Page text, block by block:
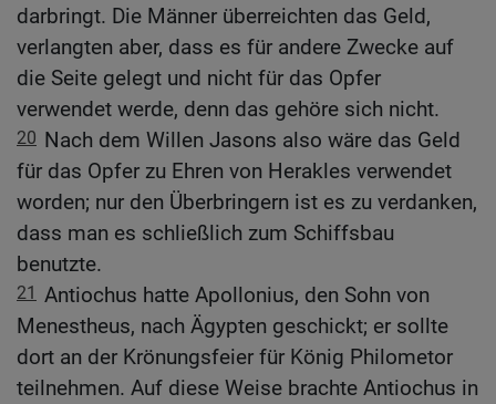
darbringt. Die Männer überreichten das Geld,
verlangten aber, dass es für andere Zwecke auf
die Seite gelegt und nicht für das Opfer
verwendet werde, denn das gehöre sich nicht.
20 Nach dem Willen Jasons also wäre das Geld
für das Opfer zu Ehren von Herakles verwendet
worden; nur den Überbringern ist es zu verdanken,
dass man es schließlich zum Schiffsbau
benutzte.
21 Antiochus hatte Apollonius, den Sohn von
Menestheus, nach Ägypten geschickt; er sollte
dort an der Krönungsfeier für König Philometor
teilnehmen. Auf diese Weise brachte Antiochus in